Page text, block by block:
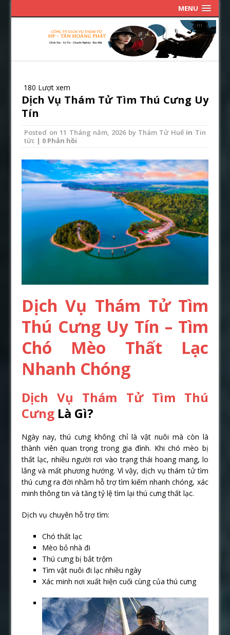
MENU
180 Lượt xem
Dịch Vụ Thám Tử Tìm Thú Cưng Uy
Tín
Posted on 11 Tháng năm, 2026by Thám Tử Huếin Tin
tức | 0 Phản hồi
Dịch Vụ Thám Tử Tìm
Thú Cưng Uy Tín – Tìm
Chó Mèo Thất Lạc
Nhanh Chóng
Dịch Vụ Thám Tử Tìm Thú
Cưng Là Gì?
Ngày nay, thú cưng không chỉ là vật nuôi mà còn là
thành viên quan trọng trong gia đình. Khi chó mèo bị
thất lạc, nhiều người rơi vào trạng thái hoang mang, lo
lắng và mất phương hướng. Vì vậy, dịch vụ thám tử tìm
thú cưng ra đời nhằm hỗ trợ tìm kiếm nhanh chóng, xác
minh thông tin và tăng tỷ lệ tìm lại thú cưng thất lạc.
Dịch vụ chuyên hỗ trợ tìm:
Chó thất lạc
Mèo bỏ nhà đi
Thú cưng bị bắt trộm
Tìm vật nuôi đi lạc nhiều ngày
Xác minh nơi xuất hiện cuối cùng của thú cưng